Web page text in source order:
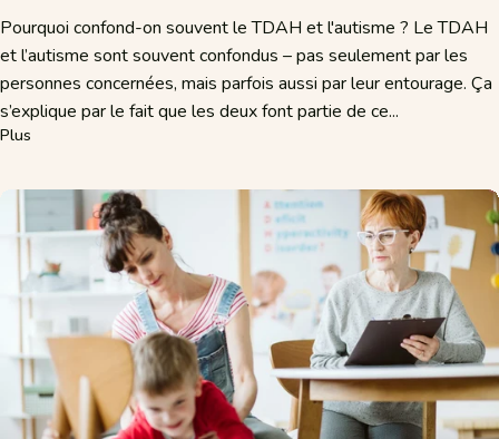
Pourquoi confond-on souvent le TDAH et l'autisme ? Le TDAH
et l’autisme sont souvent confondus – pas seulement par les
personnes concernées, mais parfois aussi par leur entourage. Ça
s’explique par le fait que les deux font partie de ce...
Plus